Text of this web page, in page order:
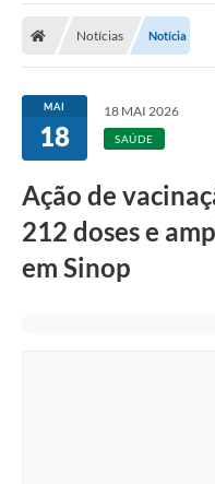
Notícias Notícia
MAI
18
18 MAI 2026
SAÚDE
Ação de
212 doses e
em Sinop